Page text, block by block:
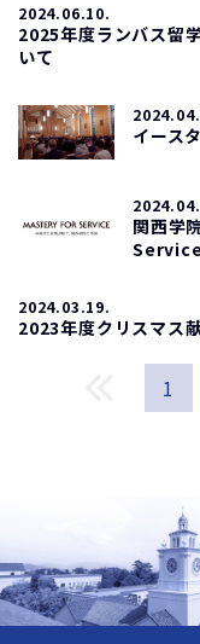
2024.06.10.
2025年度ランバス留
いて
イース
関西学
2024.03.19.
2023年度クリスマス
1